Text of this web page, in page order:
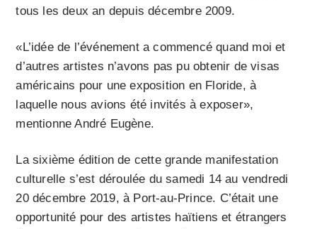
tous les deux an depuis décembre 2009.
«L’idée de l’événement a commencé quand moi et
d’autres artistes n’avons pas pu obtenir de visas
américains pour une exposition en Floride, à
laquelle nous avions été invités à exposer»,
mentionne André Eugène.
La sixième édition de cette grande manifestation
culturelle s’est déroulée du samedi 14 au vendredi
20 décembre 2019, à Port-au-Prince. C’était une
opportunité pour des artistes haïtiens et étrangers